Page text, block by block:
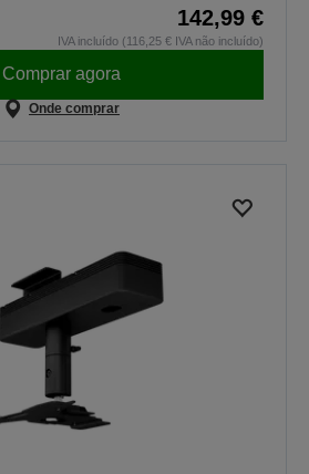
142,99 €
IVA incluído (116,25 € IVA não incluído)
Comprar agora
Onde comprar